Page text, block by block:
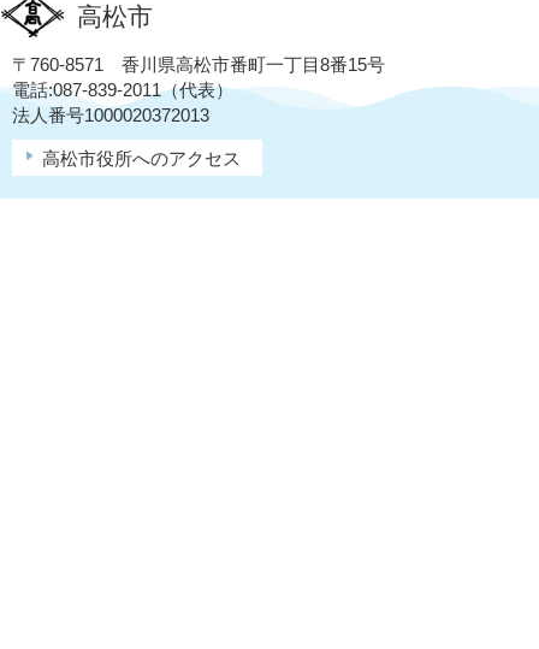
高松市
〒760-8571 香川県高松市番町一丁目8番15号
電話:087-839-2011（代表）
法人番号1000020372013
高松市役所へのアクセス